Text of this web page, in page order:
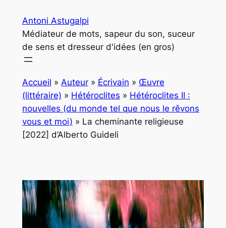
contenu
Antoni Astugalpi
Médiateur de mots, sapeur du son, suceur
de sens et dresseur d'idées (en gros)
Accueil » Auteur» Écrivain » Œuvre
(littéraire) » Hétéroclites » Hétéroclites II :
nouvelles (du monde tel que nous le rêvons
vous et moi) » La cheminante religieuse
[2022] d’Alberto Guideli